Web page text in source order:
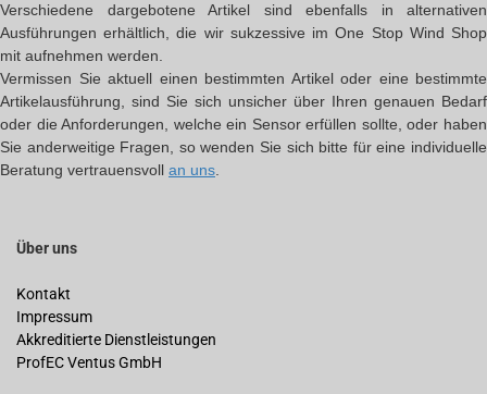
Verschiedene dargebotene Artikel sind ebenfalls in alternativen
Ausführungen erhältlich, die wir sukzessive im One Stop Wind Shop
mit aufnehmen werden.
Vermissen Sie aktuell einen bestimmten Artikel oder eine bestimmte
Artikelausführung, sind Sie sich unsicher über Ihren genauen Bedarf
oder die Anforderungen, welche ein Sensor erfüllen sollte, oder haben
Sie anderweitige Fragen, so wenden Sie sich bitte für eine individuelle
Beratung vertrauensvoll an uns
Über uns
Kontakt
Impressum
Akkreditierte Dienstleistungen
ProfEC Ventus GmbH